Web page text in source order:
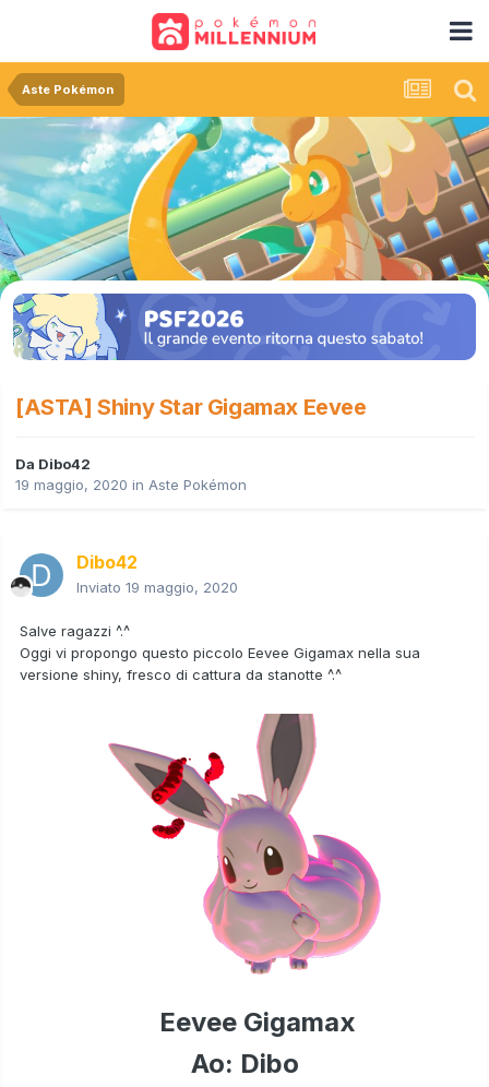
Aste Pokémon
[ASTA] Shiny Star Gigamax Eevee
Da Dibo42
19 maggio, 2020 in Aste Pokémon
Dibo42
Inviato 19 maggio, 2020
Salve ragazzi ^.^
Oggi vi propongo questo piccolo Eevee Gigamax nella sua
versione shiny, fresco di cattura da stanotte ^.^
Eevee Gigamax
Ao: Dibo